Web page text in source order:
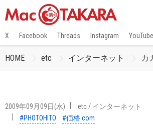
X Facebook Threads Instagram YouTube
HOME etc インターネット カ
2009年09月09日(水) etc/ インターネット
#PHOTOHITO
#価格.com